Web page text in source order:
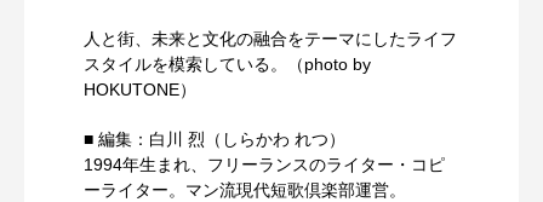
人と街、未来と文化の融合をテーマにしたライフ
スタイルを模索している。（photo by
HOKUTONE）
■ 編集：白川 烈（しらかわ れつ）
1994年生まれ、フリーランスのライター・コピ
ーライター。マン流現代短歌倶楽部運営。